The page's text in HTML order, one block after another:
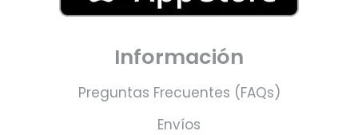
Información
Preguntas Frecuentes (FAQs)
Envíos